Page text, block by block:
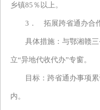
乡镇85％以上。
3． 拓展跨省通办合
具体措施：与鄂湘赣
立“异地代收代办”专窗。
目标：跨省通办事项累
内。